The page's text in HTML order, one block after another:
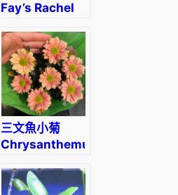
Fay’s Rachel
三文魚小菊
Chrysanthemum
Salmon’